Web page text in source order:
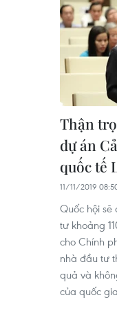
Thận
dự án
quốc tế
11/11/2019
Quốc hội sẽ
tư khoảng
cho Chính
nhà đầu tư
quả và
của quốc